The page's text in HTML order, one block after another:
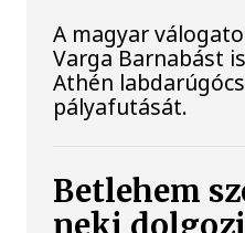
A magyar
Varga Barnabást
Athén
pályafutását.
Betlehem